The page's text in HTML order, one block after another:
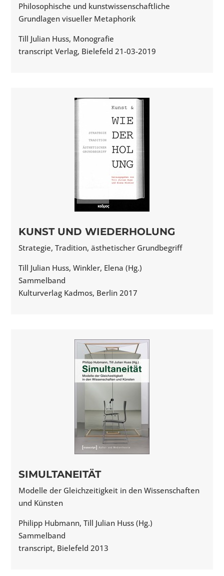
Philosophische und kunstwissenschaftliche
Grundlagen visueller Metaphorik
Till Julian Huss, Monografie
transcript Verlag, Bielefeld 21-03-2019
KUNST UND WIEDERHOLUNG
Strategie, Tradition, ästhetischer Grundbegriff
Till Julian Huss, Winkler, Elena (Hg.)
Sammelband
Kulturverlag Kadmos, Berlin 2017
SIMULTANEITÄT
Modelle der Gleichzeitigkeit in den Wissenschaften
und Künsten
Philipp Hubmann, Till Julian Huss (Hg.)
Sammelband
transcript, Bielefeld 2013